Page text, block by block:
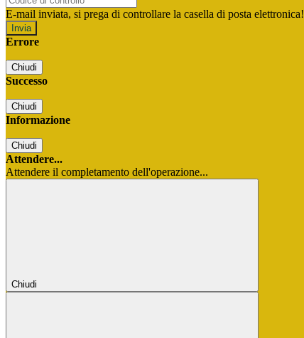
E-mail inviata, si prega di controllare la casella di posta elettronica!
Errore
Chiudi
Successo
Chiudi
Informazione
Chiudi
Attendere...
Attendere il completamento dell'operazione...
Chiudi